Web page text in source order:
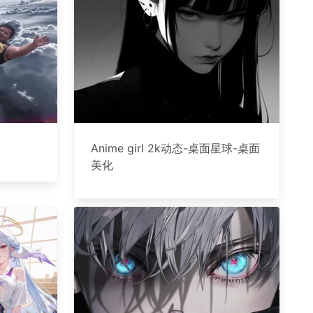
Anime girl 2k动态-桌面星球-桌面
美化